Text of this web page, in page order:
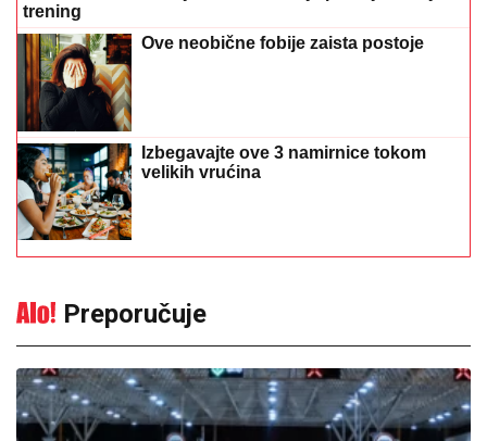
trening
Ove neobične fobije zaista postoje
Izbegavajte ove 3 namirnice tokom
velikih vrućina
Preporučuje